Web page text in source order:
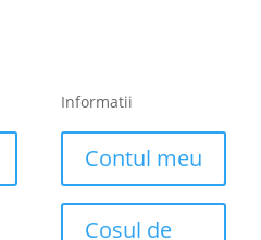
Informatii
Contul meu
Cosul de